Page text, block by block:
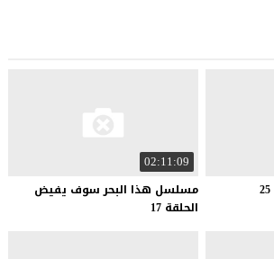
25
02:11:09
مسلسل هذا البحر سوف يفيض
الحلقة 17